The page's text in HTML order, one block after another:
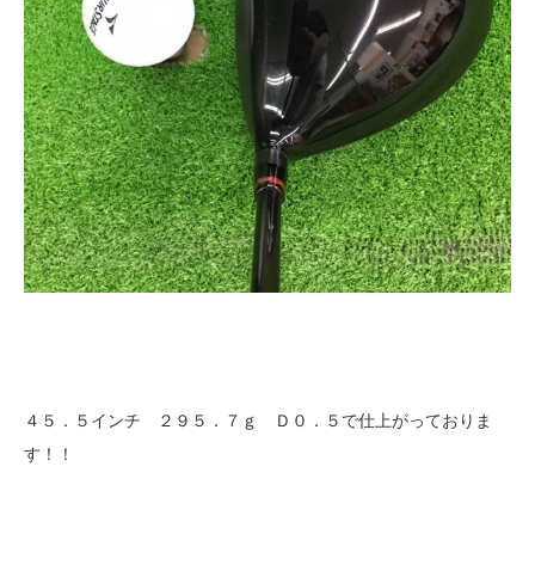
４５．５インチ ２９５．７ｇ Ｄ０．５で仕上がっておりま
す！！